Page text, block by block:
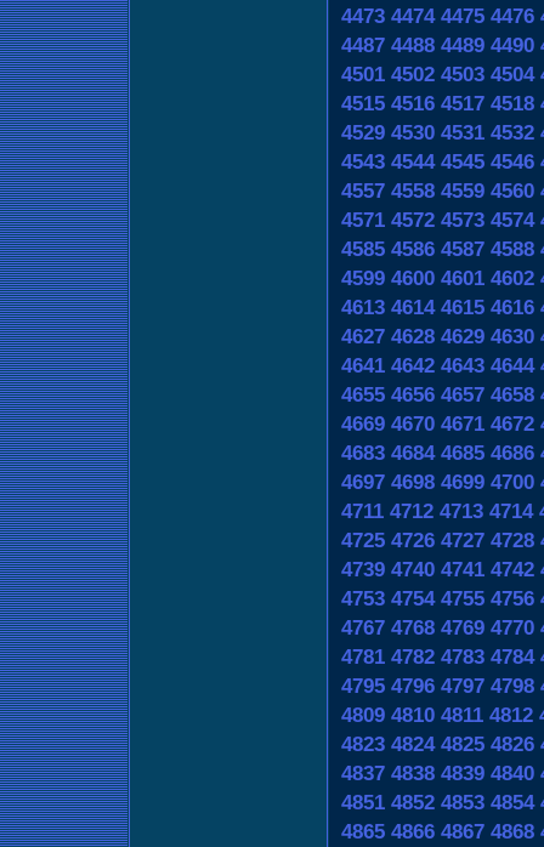
4473 4474 4475 4476
4487 4488 4489 4490
4501 4502 4503 4504
4515 4516 4517 4518
4529 4530 4531 4532
4543 4544 4545 4546
4557 4558 4559 4560
4571 4572 4573 4574
4585 4586 4587 4588
4599 4600 4601 4602
4613 4614 4615 4616
4627 4628 4629 4630
4641 4642 4643 4644
4655 4656 4657 4658
4669 4670 4671 4672
4683 4684 4685 4686
4697 4698 4699 4700
4711 4712 4713 4714
4725 4726 4727 4728
4739 4740 4741 4742
4753 4754 4755 4756
4767 4768 4769 4770
4781 4782 4783 4784
4795 4796 4797 4798
4809 4810 4811 4812
4823 4824 4825 4826
4837 4838 4839 4840
4851 4852 4853 4854
4865 4866 4867 4868